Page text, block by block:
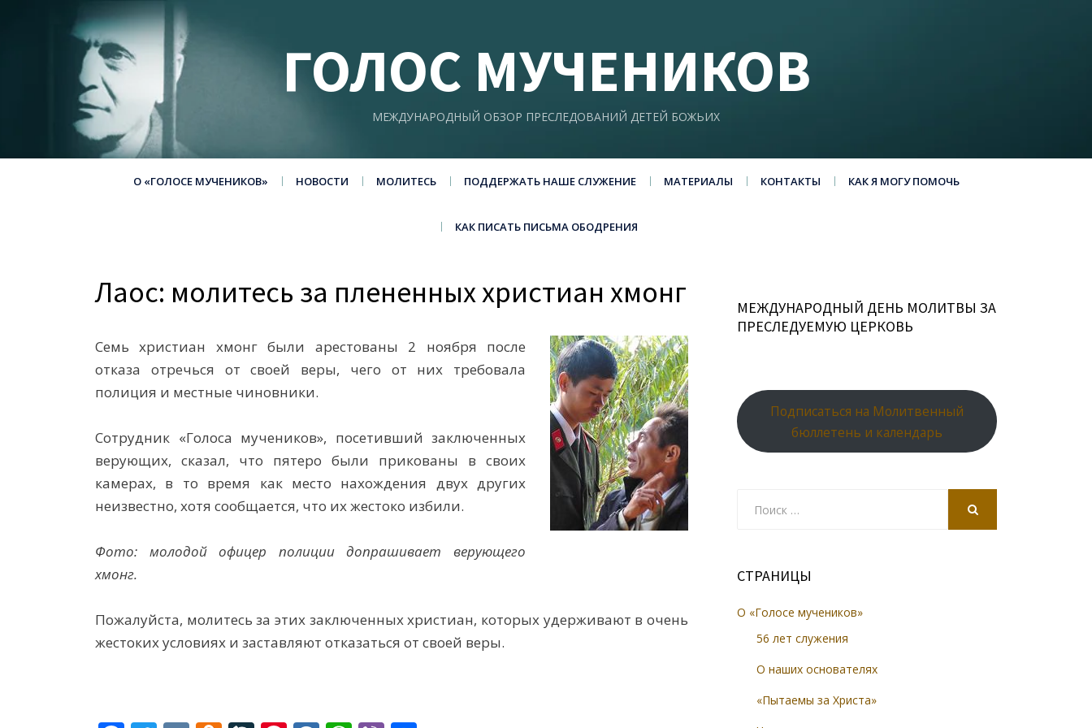
ГОЛОС МУЧЕНИКОВ
МЕЖДУНАРОДНЫЙ ОБЗОР ПРЕСЛЕДОВАНИЙ ДЕТЕЙ БОЖЬИХ
О «ГОЛОСЕ МУЧЕНИКОВ» НОВОСТИ МОЛИТЕСЬ ПОДДЕРЖАТЬ НАШЕ СЛУЖЕНИЕ МАТЕРИАЛЫ КОНТАКТЫ КАК Я МОГУ ПОМОЧЬ
КАК ПИСАТЬ ПИСЬМА ОБОДРЕНИЯ
Лаос: молитесь за плененных христиан хмонг
Семь христиан хмонг были арестованы 2 ноября после
отказа отречься от своей веры, чего от них требовала
полиция и местные чиновники.
Сотрудник «Голоса мучеников», посетивший заключенных
верующих, сказал, что пятеро были прикованы в своих
камерах, в то время как место нахождения двух других
неизвестно, хотя сообщается, что их жестоко избили.
Фото: молодой офицер полиции допрашивает верующего
хмонг.
Пожалуйста, молитесь за этих заключенных христиан, которых удерживают в очень
жестоких условиях и заставляют отказаться от своей веры.
МЕЖДУНАРОДНЫЙ ДЕНЬ МОЛИТВЫ ЗА
ПРЕСЛЕДУЕМУЮ ЦЕРКОВЬ
Подписаться на Молитвенный
бюллетень и календарь
СТРАНИЦЫ
О «Голосе мучеников»
56 лет служения
О наших основателях
«Пытаемы за Христа»